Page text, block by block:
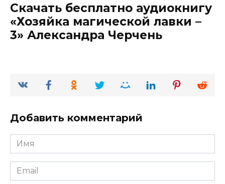
Скачать бесплатно аудиокнигу
«Хозяйка магической лавки –
3» Александра Черчень
Добавить комментарий
Имя
*
Email
*